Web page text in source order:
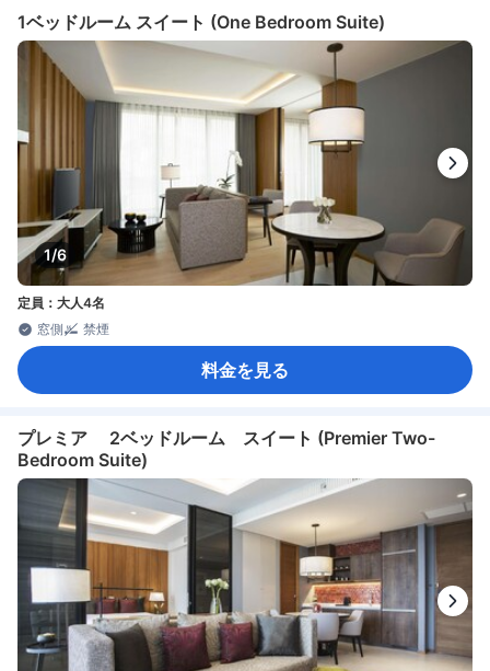
1ベッドルーム スイート (One Bedroom Suite)
1/6
定員：大人4名
窓側
禁煙
料金を見る
プレミア 2ベッドルーム スイート (Premier Two-
Bedroom Suite)